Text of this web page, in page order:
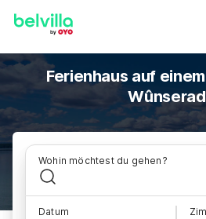
Ferienhaus auf
Wohin möchtest du gehen?
Datum